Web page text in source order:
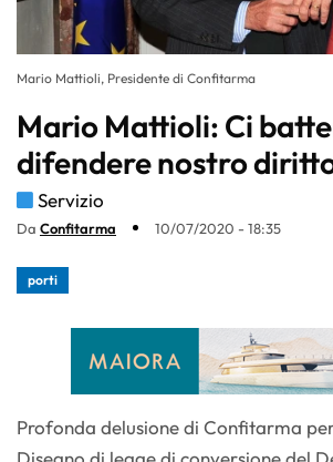
Mario Mattioli, Presidente di Confitarma
Mario Mattioli: Ci
difendere nostro
Servizio
Da Confitarma 10/07/2020 - 18:35
porti
Profonda delusione di Confitarma